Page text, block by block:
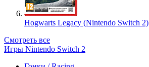
Hogwarts Legacy (Nintendo Switch 2)
Смотреть все
Игры Nintendo Switch 2